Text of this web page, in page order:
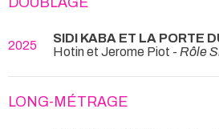
DOUBLAGE
2025 SIDI KABA ET LA PORTE
Hotin et Jerome Piot - Rôle
LONG-MÉTRAGE